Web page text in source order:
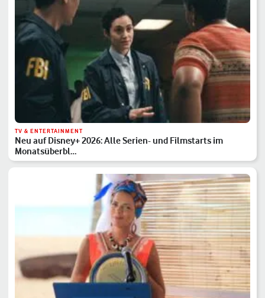
TV & ENTERTAINMENT
Neu auf Disney+ 2026: Alle Serien- und Filmstarts im
Monatsüberbl…